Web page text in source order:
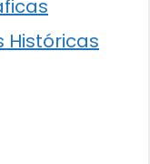
Históricas